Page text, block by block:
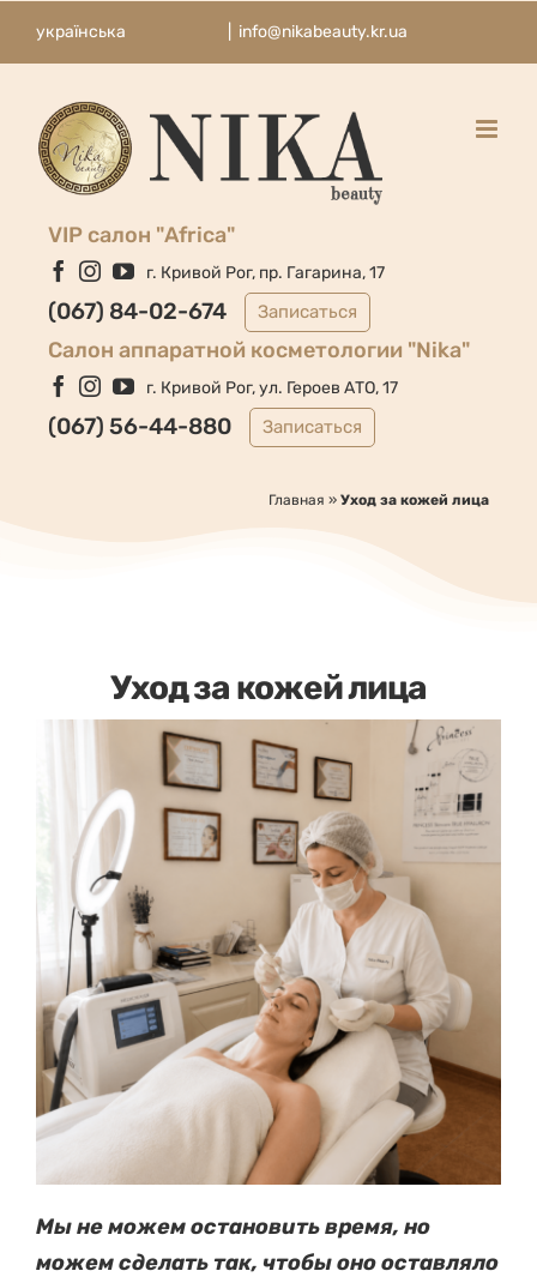
українська info@nikabeauty.kr.ua
VIP салон "Africa"
Facebook
Instagram
YouTube
г. Кривой Рог, пр. Гагарина, 17
(067) 84-02-674 Записаться
Cалон аппаратной косметологии "Nika"
Facebook
Instagram
YouTube
г. Кривой Рог, ул. Героев АТО, 17
(067) 56-44-880 Записаться
Главная » Уход за кожей лица
Уход за кожей лица
Мы не можем остановить время, но
можем сделать так, чтобы оно оставляло